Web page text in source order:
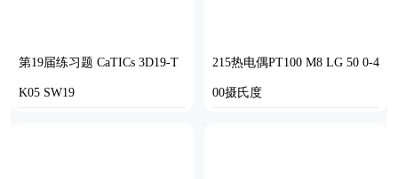
第19届练习题 CaTICs 3D19-T
K05 SW19
215热电偶PT100 M8 LG 50 0-4
00摄氏度